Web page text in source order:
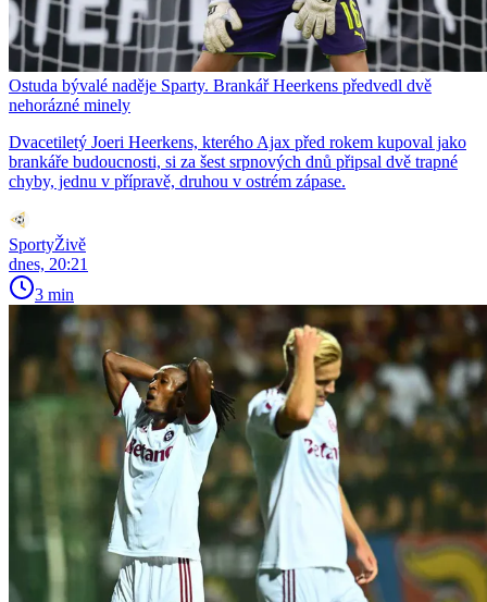
Ostuda bývalé naděje Sparty. Brankář Heerkens předvedl dvě
nehorázné minely
Dvacetiletý Joeri Heerkens, kterého Ajax před rokem kupoval jako
brankáře budoucnosti, si za šest srpnových dnů připsal dvě trapné
chyby, jednu v přípravě, druhou v ostrém zápase.
SportyŽivě
dnes, 20:21
3 min